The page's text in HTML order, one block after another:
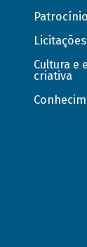
Licitações
Cultura e
criativa